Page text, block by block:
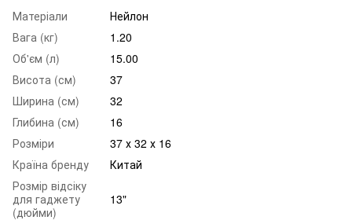
Матеріали
Нейлон
Вага (кг)
1.20
Об'єм (л)
15.00
Висота (см)
37
Ширина (см)
32
Глибина (см)
16
Розміри
37 х 32 х 16
Країна бренду
Китай
Розмір відсіку
для гаджету
(дюйми)
13"